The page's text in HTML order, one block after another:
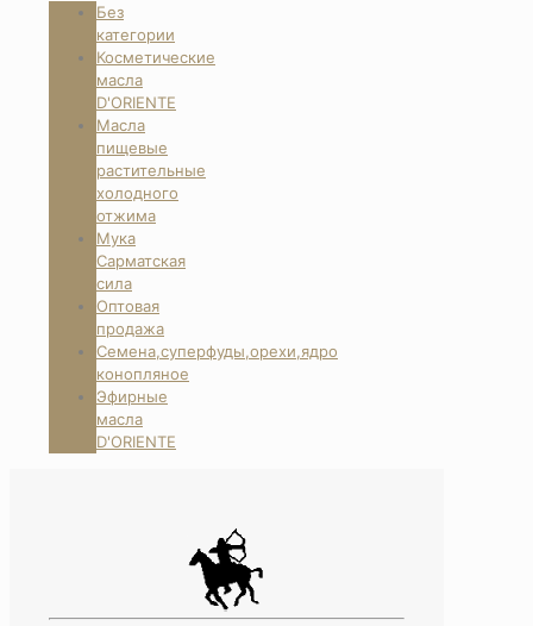
Без
категории
Косметические
масла
D'ORIENTE
Масла
пищевые
растительные
холодного
отжима
Мука
Сарматская
сила
Оптовая
продажа
Семена,суперфуды,орехи,ядро
конопляное
Эфирные
масла
D'ORIENTE